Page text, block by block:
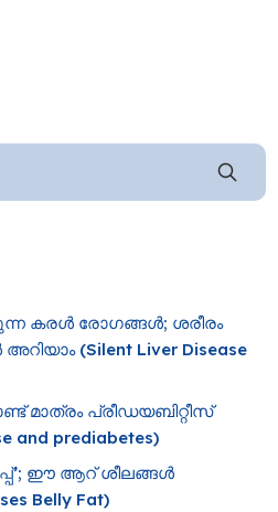
കരൾ രോഗങ്ങൾ; ശരീരം
(Silent Liver Disease
മാത്രം പ്രീഡയബിറ്റീസ്
and prediabetes)
ഈ ആറ് ശീലങ്ങൾ
Belly Fat)